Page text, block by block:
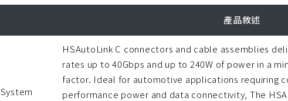
產品敘述
HSAutoLink C connectors and cable assemblies
rates up to 40Gbps and up to 240W of power in a
factor. Ideal for automotive applications requiring
performance power and data connectivity, The